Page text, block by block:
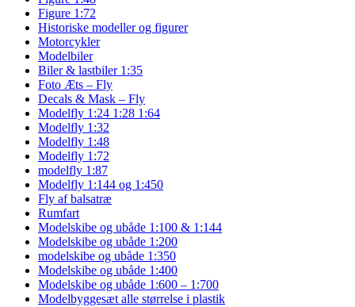
Figure 1:72
Historiske modeller og figurer
Motorcykler
Modelbiler
Biler & lastbiler 1:35
Foto Æts – Fly
Decals & Mask – Fly
Modelfly 1:24 1:28 1:64
Modelfly 1:32
Modelfly 1:48
Modelfly 1:72
modelfly 1:87
Modelfly 1:144 og 1:450
Fly af balsatræ
Rumfart
Modelskibe og ubåde 1:100 & 1:144
Modelskibe og ubåde 1:200
modelskibe og ubåde 1:350
Modelskibe og ubåde 1:400
Modelskibe og ubåde 1:600 – 1:700
Modelbyggesæt alle størrelse i plastik